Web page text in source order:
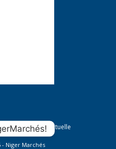
Propriété Intellectuelle
- Niger Marchés